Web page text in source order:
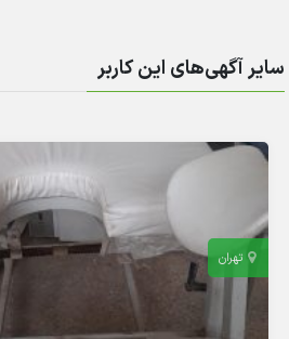
سایر آگهی‌های این کاربر
تهران